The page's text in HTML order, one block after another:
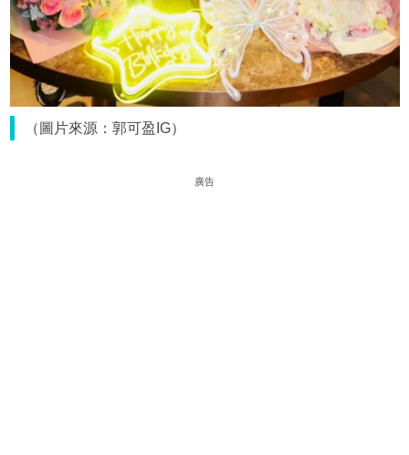
（圖片來源：郭可盈IG）
廣告